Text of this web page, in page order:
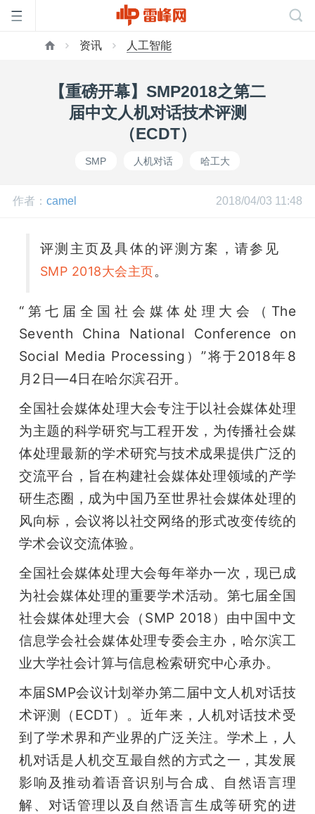
公
开
课
活
中
心
GAIR
专
题
爱
搞
机
资讯 人工智能
【重磅开幕】SMP2018之第二
届中文人机对话技术评测
（ECDT）
SMP 人机对话 哈工大
作者： camel 2018/04/03 11:48
评测主页及具体的评测方案，请参见
SMP 2018大会主页。
“第七届全国社会媒体处理大会（The
Seventh China National Conference on
Social Media Processing）”将于2018年8
月2日—4日在哈尔滨召开。
全国社会媒体处理大会专注于以社会媒体处理
为主题的科学研究与工程开发，为传播社会媒
体处理最新的学术研究与技术成果提供广泛的
交流平台，旨在构建社会媒体处理领域的产学
研生态圈，成为中国乃至世界社会媒体处理的
风向标，会议将以社交网络的形式改变传统的
学术会议交流体验。
全国社会媒体处理大会每年举办一次，现已成
为社会媒体处理的重要学术活动。第七届全国
社会媒体处理大会（SMP 2018）由中国中文
信息学会社会媒体处理专委会主办，哈尔滨工
业大学社会计算与信息检索研究中心承办。
本届SMP会议计划举办第二届中文人机对话技
术评测（ECDT）。近年来，人机对话技术受
到了学术界和产业界的广泛关注。学术上，人
机对话是人机交互最自然的方式之一，其发展
影响及推动着语音识别与合成、自然语言理
解、对话管理以及自然语言生成等研究的进